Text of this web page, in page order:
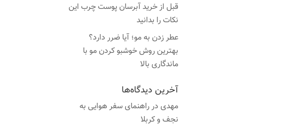
قبل از خرید آبرسان پوست چرب این
نکات را بدانید
عطر زدن به مو؛ آیا ضرر دارد؟
بهترین روش خوشبو کردن مو با
ماندگاری بالا
آخرین دیدگاه‌ها
مهدی درراهنمای سفر هوایی به
نجف و کربلا